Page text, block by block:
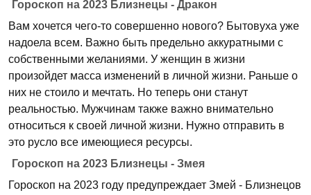
Гороскоп на 2023 Близнецы - Дракон
Вам хочется чего-то совершенно нового? Бытовуха уже
надоела всем. Важно быть предельно аккуратными с
собственными желаниями. У женщин в жизни
произойдет масса изменений в личной жизни. Раньше о
них не стоило и мечтать. Но теперь они станут
реальностью. Мужчинам также важно внимательно
относиться к своей личной жизни. Нужно отправить в
это русло все имеющиеся ресурсы.
Гороскоп на 2023 Близнецы - Змея
Гороскоп на 2023 году предупреждает Змей - Близнецов